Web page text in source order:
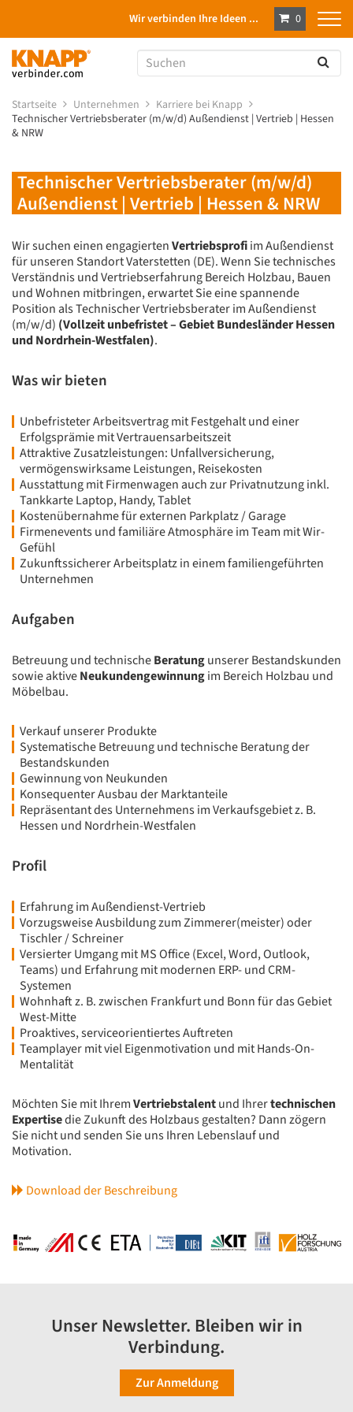
Wir verbinden Ihre Ideen ... 0
Startseite Unternehmen
Karriere bei Knapp
Technischer Vertriebsberater (m/w/d) Außendienst | Vertrieb | Hessen
& NRW
Technischer Vertriebsberater (m/w/d)
Außendienst | Vertrieb | Hessen & NRW
Wir suchen einen engagiertenVertriebsprofiim Außendienst
für unseren Standort Vaterstetten (DE). Wenn Sie technisches
Verständnis und Vertriebserfahrung Bereich Holzbau, Bauen
und Wohnen mitbringen, erwartet Sie eine spannende
Position als Technischer Vertriebsberater im Außendienst
(m/w/d) (Vollzeit unbefristet – Gebiet Bundesländer Hessen
und Nordrhein-Westfalen).
Was wir bieten
Unbefristeter Arbeitsvertrag mit Festgehalt und einer
Erfolgsprämie mit Vertrauensarbeitszeit
Attraktive Zusatzleistungen: Unfallversicherung,
vermögenswirksame Leistungen, Reisekosten
Ausstattung mit Firmenwagen auch zur Privatnutzung inkl.
Tankkarte Laptop, Handy, Tablet
Kostenübernahme für externen Parkplatz / Garage
Firmenevents und familiäre Atmosphäre im Team mit Wir-
Gefühl
Zukunftssicherer Arbeitsplatz in einem familiengeführten
Unternehmen
Aufgaben
Betreuung und technischeBeratungunserer Bestandskunden
sowie aktiveNeukundengewinnungim Bereich Holzbau und
Möbelbau.
Verkauf unserer Produkte
Systematische Betreuung und technische Beratung der
Bestandskunden
Gewinnung von Neukunden
Konsequenter Ausbau der Marktanteile
Repräsentant des Unternehmens im Verkaufsgebiet z. B.
Hessen und Nordrhein-Westfalen
Profil
Erfahrung im Außendienst-Vertrieb
Vorzugsweise Ausbildung zum Zimmerer(meister) oder
Tischler / Schreiner
Versierter Umgang mit MS Office (Excel, Word, Outlook,
Teams) und Erfahrung mit modernen ERP- und CRM-
Systemen
Wohnhaft z. B. zwischen Frankfurt und Bonn für das Gebiet
West-Mitte
Proaktives, serviceorientiertes Auftreten
Teamplayer mit viel Eigenmotivation und mit Hands-On-
Mentalität
Möchten Sie mit IhremVertriebstalentund Ihrertechnischen
Expertisedie Zukunft des Holzbaus gestalten? Dann zögern
Sie nicht und senden Sie uns Ihren Lebenslauf und
Motivation.
Download der Beschreibung
Unser Newsletter. Bleiben wir in
Verbindung.
Zur Anmeldung